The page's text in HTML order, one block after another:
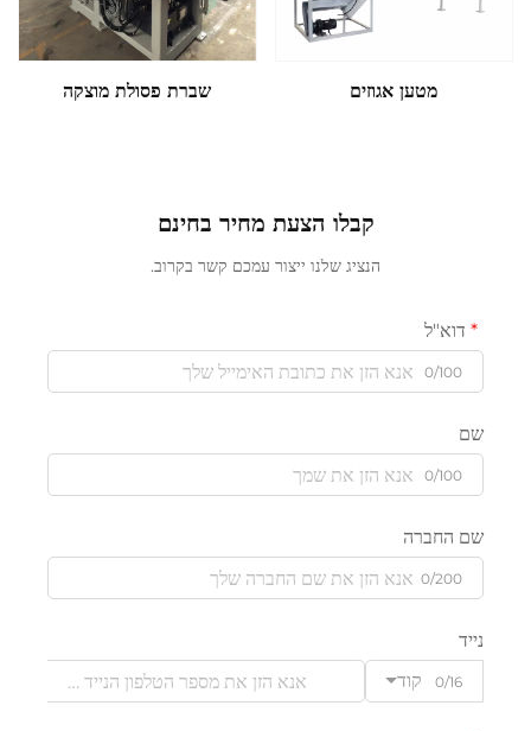
שברת פסולת מוצקה מטען אגוזים
קבלו הצעת מחיר בחינם
הנציג שלנו ייצור עמכם קשר בקרוב.
דוא"ל
0/100
שם
0/100
שם החברה
0/200
נייד
קוד
0/16